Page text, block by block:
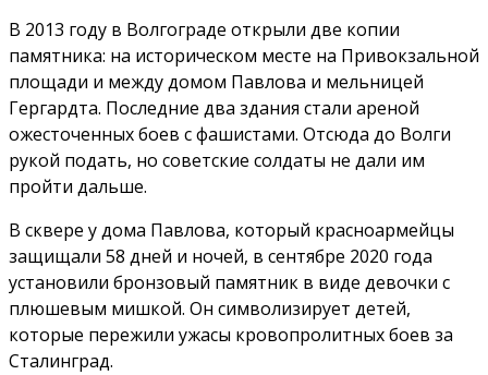
В 2013 году в Волгограде открыли две копии
памятника: на историческом месте на Привокзальной
площади и между домом Павлова и мельницей
Гергардта. Последние два здания стали ареной
ожесточенных боев с фашистами. Отсюда до Волги
рукой подать, но советские солдаты не дали им
пройти дальше.
В сквере у дома Павлова, который красноармейцы
защищали 58 дней и ночей, в сентябре 2020 года
установили бронзовый памятник в виде девочки с
плюшевым мишкой. Он символизирует детей,
которые пережили ужасы кровопролитных боев за
Сталинград.